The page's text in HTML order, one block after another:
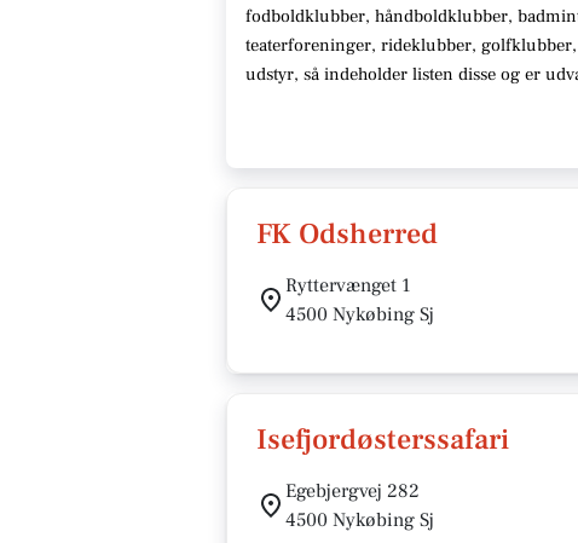
fodboldklubber, håndboldklubber,
teaterforeninger, rideklubber,
udstyr, så indeholder listen disse og er
FK Odsherred
Ryttervænget 1
4500 Nykøbing Sj
Isefjordøsterssafari
Egebjergvej 282
4500 Nykøbing Sj